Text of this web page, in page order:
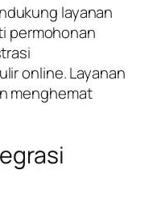
layanan
permohonan
online. Layanan
menghemat